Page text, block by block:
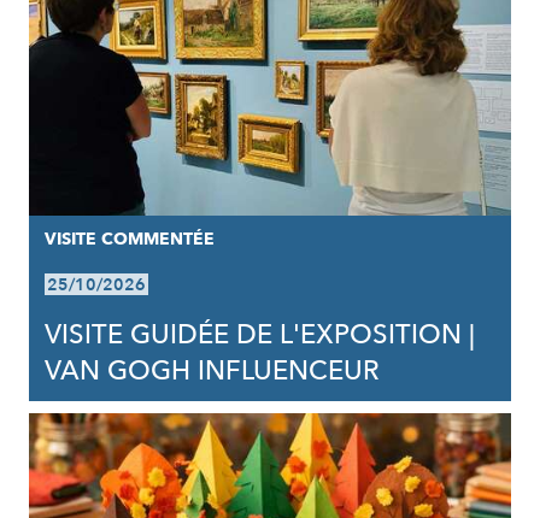
VISITE COMMENTÉE
25/10/2026
VISITE GUIDÉE DE L'EXPOSITION |
VAN GOGH INFLUENCEUR